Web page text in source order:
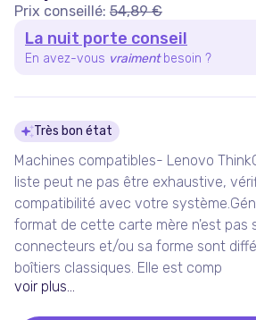
Prix conseillé: 54,89 €
La nuit porte conseil
En avez-vous vraiment besoin ?
Détails du
Très bon état
Machines compatibles- Lenovo
liste peut ne pas être exhaustive,
compatibilité avec votre
format de cette carte mère n'est pas
connecteurs et/ou sa forme sont
boîtiers classiques. Elle est comp
voir plus...